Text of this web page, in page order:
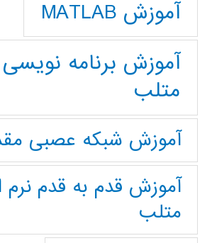
آموزش MATLAB
آموزش برنامه
متلب
آموزش شبکه عصبی
آموزش قدم به قدم نرم
متلب